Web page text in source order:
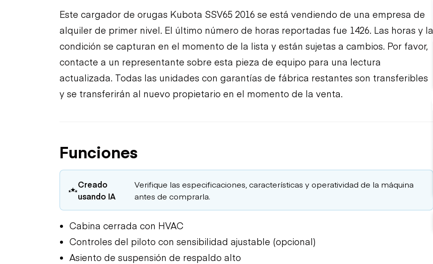
Este cargador de orugas Kubota SSV65 2016 se está vendiendo de una empresa de
alquiler de primer nivel. El último número de horas reportadas fue 1426. Las horas y la
condición se capturan en el momento de la lista y están sujetas a cambios. Por favor,
contacte a un representante sobre esta pieza de equipo para una lectura
actualizada. Todas las unidades con garantías de fábrica restantes son transferibles
y se transferirán al nuevo propietario en el momento de la venta.
Funciones
Creado
usando IA
Verifique las especificaciones, características y operatividad de la máquina
antes de comprarla.
Cabina cerrada con HVAC
Controles del piloto con sensibilidad ajustable (opcional)
Asiento de suspensión de respaldo alto